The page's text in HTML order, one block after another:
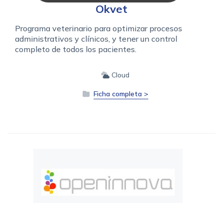
Okvet
Programa veterinario para optimizar procesos
administrativos y clínicos, y tener un control
completo de todos los pacientes.
Cloud
Ficha completa >